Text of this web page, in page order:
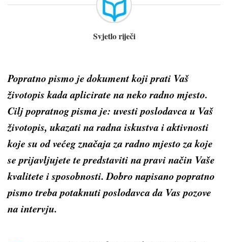
Svjetlo riječi
Popratno pismo je dokument koji prati Vaš
životopis kada aplicirate na neko radno mjesto.
Cilj popratnog pisma je: uvesti poslodavca u Vaš
životopis, ukazati na radna iskustva i aktivnosti
koje su od većeg značaja za radno mjesto za koje
se prijavljujete te predstaviti na pravi način Vaše
kvalitete i sposobnosti. Dobro napisano popratno
pismo treba potaknuti poslodavca da Vas pozove
na intervju.